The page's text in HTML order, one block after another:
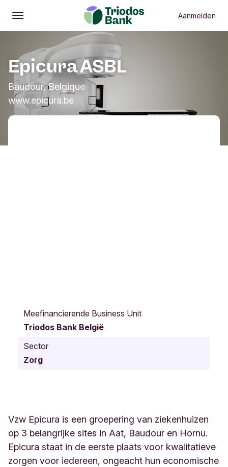
Openen
Hoofdmenu Aanmelden
Epicura ASBL
Baudour, Belgique
www.epicura.be
y
3
6
B
Meefinancierende Business Unit
Triodos Bank België
Sector
Zorg
Vzw Epicura is een groepering van ziekenhuizen
op 3 belangrijke sites in Aat, Baudour en Hornu.
Epicura staat in de eerste plaats voor kwalitatieve
zorgen voor iedereen, ongeacht hun economische